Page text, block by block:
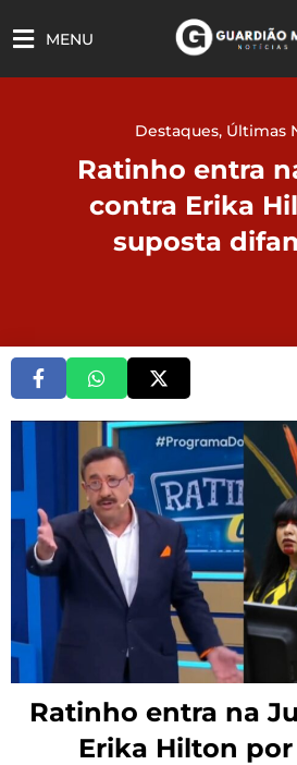
para
MENU
Destaques, Últimas
Ratinho entra
contra Erika
suposta
Ratinho entra na
Erika Hilton